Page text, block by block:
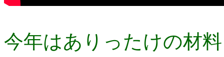
今年はありったけの材